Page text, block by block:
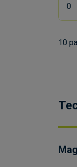
0
10